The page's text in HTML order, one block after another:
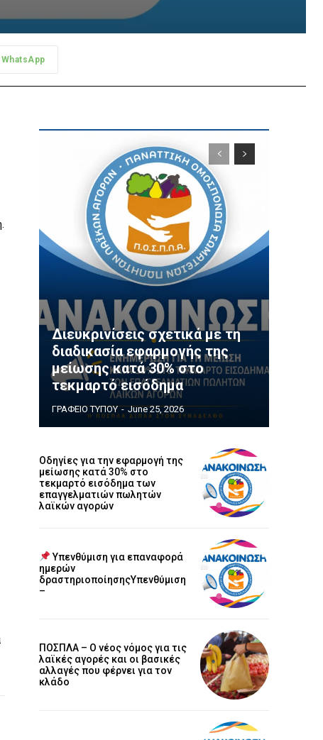
WhatsApp
Διευκρινίσεις σχετικά με τη
διαδικασία εφαρμογής της
μείωσης κατά 30% στο
τεκμαρτό εισόδημα
ΓΡΑΦΕΙΟ ΤΥΠΟΥ - June 25, 2026
Οδηγίες για την εφαρμογή της
μείωσης κατά 30% στο
τεκμαρτό εισόδημα των
επαγγελματιών πωλητών
λαϊκών αγορών
Υπενθύμιση για επαναφορά
ημερών
δραστηριοποίησηςΥπενθύμιση
–
ΠΟΣΠΛΑ – Ο νέος νόμος για τις
λαϊκές αγορές και οι βασικές
αλλαγές που φέρνει για τον
κλάδο